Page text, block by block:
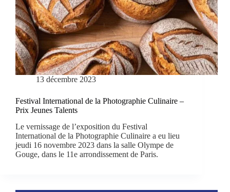
13 décembre 2023
Festival International de la Photographie Culinaire –
Prix Jeunes Talents
Le vernissage de l’exposition du Festival
International de la Photographie Culinaire a eu lieu
jeudi 16 novembre 2023 dans la salle Olympe de
Gouge, dans le 11e arrondissement de Paris.